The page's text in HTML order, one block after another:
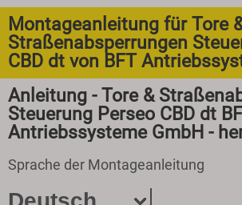
Montageanleitung für Tore
Straßenabsperrungen
CBD dt von BFT
Anleitung - Tore &
Steuerung Perseo CBD dt
Antriebssysteme GmbH -
Sprache der Montageanleitung